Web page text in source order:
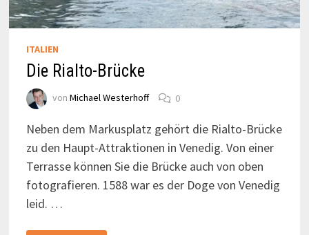
ITALIEN
Die Rialto-Brücke
von Michael Westerhoff 0
Neben dem Markusplatz gehört die Rialto-Brücke
zu den Haupt-Attraktionen in Venedig. Von einer
Terrasse können Sie die Brücke auch von oben
fotografieren. 1588 war es der Doge von Venedig
leid. …